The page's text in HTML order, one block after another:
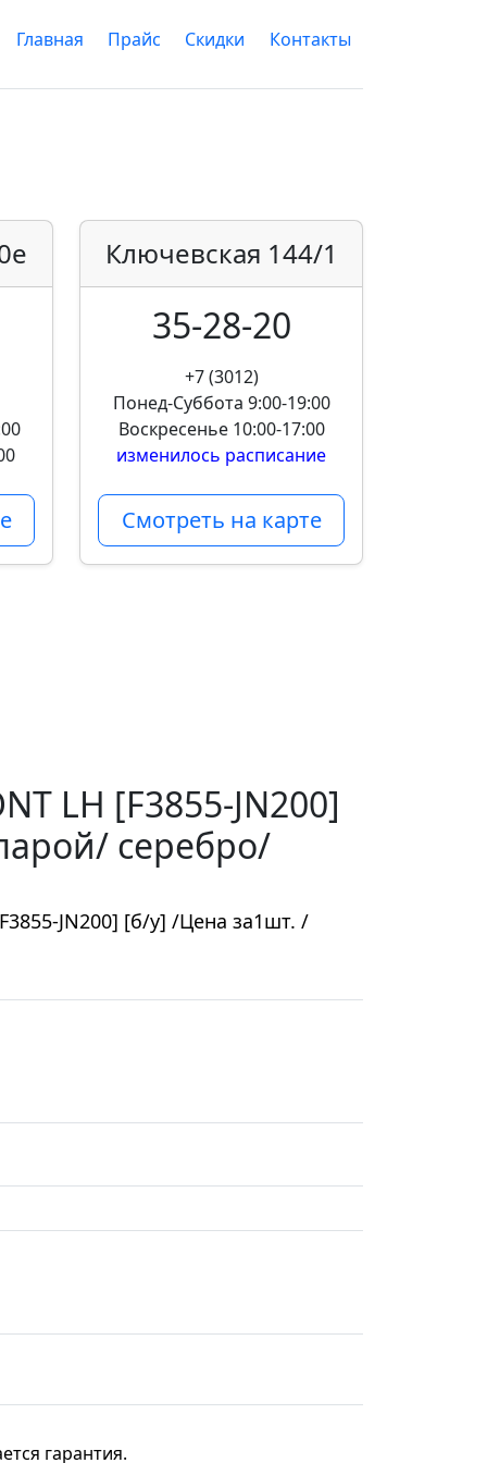
Главная Прайс Скидки Контакты
Ключевская 144/1
35-28-20
+7 (3012)
Понед-Суббота 9:00-19:00
Воскресенье 10:00-17:00
изменилось расписание
Смотреть на карте
LH [F3855-JN200]
серебро/
JN200] [б/у] /Цена за1шт. /
гарантия.